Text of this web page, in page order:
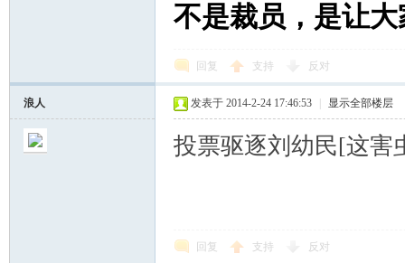
不是裁员，是让
回复 支持 反对
浪人 发表于 2014-2-24 17:46:53 显示全部楼层
投票驱逐刘幼民[这害
回复 支持 反对